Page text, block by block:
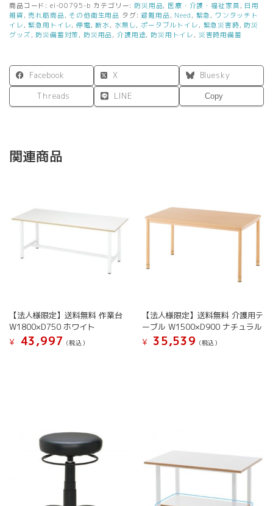
商品コード: ei-00795-b カテゴリー: 防災用品, 医療・介護・福祉家具 , 日用
雑貨 ,売れ筋商品,その他衛生用品 タグ:避難用品, Need , 緊急 , ワンタッチト
イレ ,緊急用トイレ,停電, 断水, 水無し,ポータブルトイレ , 緊急災害時, 防災
グッズ, 防災備蓄対策 , 防災用品,介護用途, 防災用トイレ , 災害時用備蓄
Facebook X
Bluesky
Threads
LINE Copy
関連商品
【法人様限定】送料無料 作業台
W1800×D750 ホワイト
¥
43,997 (税込）
【法人様限定】送料無料 介護用テ
ーブル W1500×D900 ナチュラル
¥
35,539 (税込）